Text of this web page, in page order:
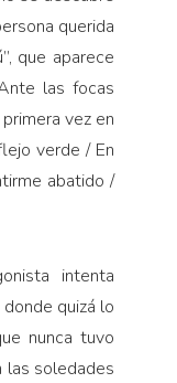
querida
que aparece
las focas
vez en
verde / En
abatido /
intenta
quizá lo
nunca tuvo
las soledades